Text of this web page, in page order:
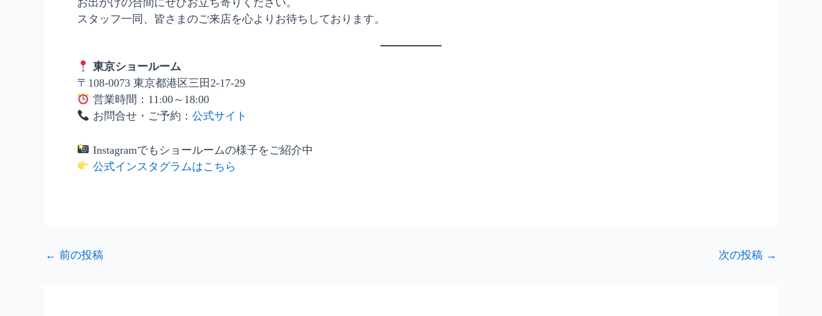
スタッフ一同、皆さまのご来店を心よりお待ちしております。
東京ショールーム
〒108-0073 東京都港区三田2-17-29
営業時間：11:00～18:00
お問合せ・ご予約： 公式サイト
Instagramでもショールームの様子をご紹介中
公式インスタグラムはこちら
← 前の投稿 次の投稿 →